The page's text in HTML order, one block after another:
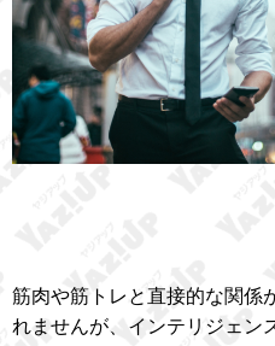
筋肉や筋トレと直接的な関係
れませんが、インテリジェン